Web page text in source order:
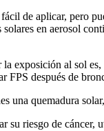
de aplicar, pero
en aerosol
exposición al sol
después de
una quemadura
su riesgo de cáncer,